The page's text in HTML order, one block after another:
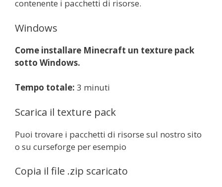
contenente i pacchetti di risorse.
Windows
Come installare Minecraft un texture pack
sotto Windows.
Tempo totale: 3 minuti
Scarica il texture pack
Puoi trovare i pacchetti di risorse sul nostro sito
o su curseforge per esempio
Copia il file .zip scaricato